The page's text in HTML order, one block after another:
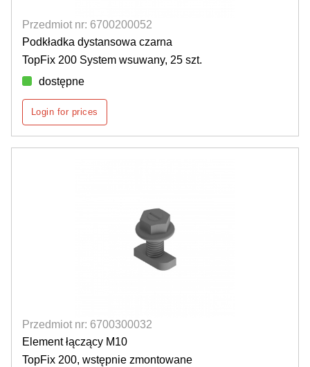
Przedmiot nr: 6700200052
Podkładka dystansowa czarna
TopFix 200 System wsuwany, 25 szt.
dostępne
Login for prices
Przedmiot nr: 6700300032
Element łączący M10
TopFix 200, wstępnie zmontowane